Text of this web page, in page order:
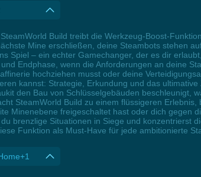
Build treibt die Werkzeug-Boost-
Mine erschließen, deine Steambots stehen
Spiel – ein echter Gamechanger, der es dir
Endphase, wenn die Anforderungen an deine
hochziehen musst oder deine
kannst: Strategie, Erkundung und das
den Bau von Schlüsselgebäuden beschleunigt,
SteamWorld Build zu einem flüssigeren
Minenebene freigeschaltet hast oder dich gegen
brenzlige Situationen in Siege und konzentrierst
Funktion als Must-Have für jede ambitionierte